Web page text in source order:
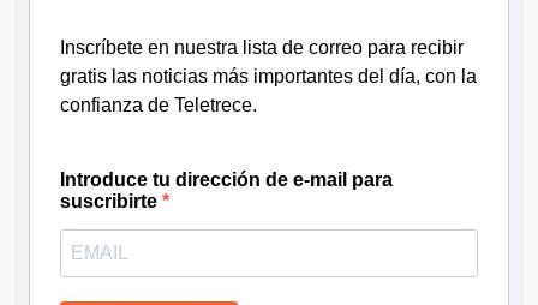
Inscríbete en nuestra lista de correo para recibir
gratis las noticias más importantes del día, con la
confianza de Teletrece.
Introduce tu dirección de e-mail para
suscribirte